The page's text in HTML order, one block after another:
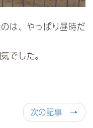
は、やっぱり昼時だ
でした。
次の記事 →